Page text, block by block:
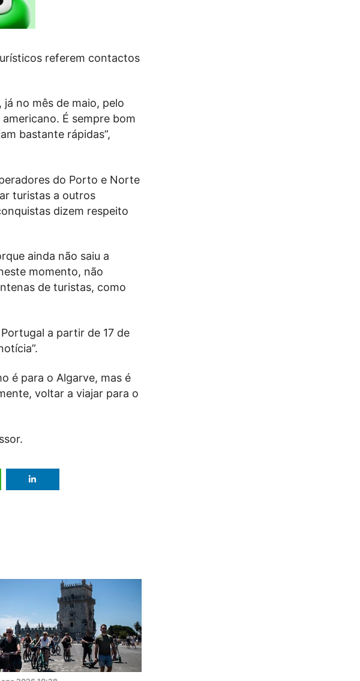
referem contactos
no mês de maio, pelo
É sempre bom
bastante rápidas”,
do Porto e Norte
turistas a outros
dizem respeito
ainda não saiu a
momento, não
de turistas, como
a partir de 17 de
é para o Algarve, mas é
voltar a viajar para o